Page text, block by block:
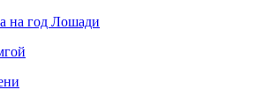
на год Лошади